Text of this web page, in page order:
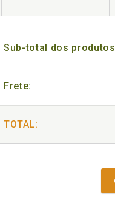
Sub-total dos
Frete:
TOTAL: